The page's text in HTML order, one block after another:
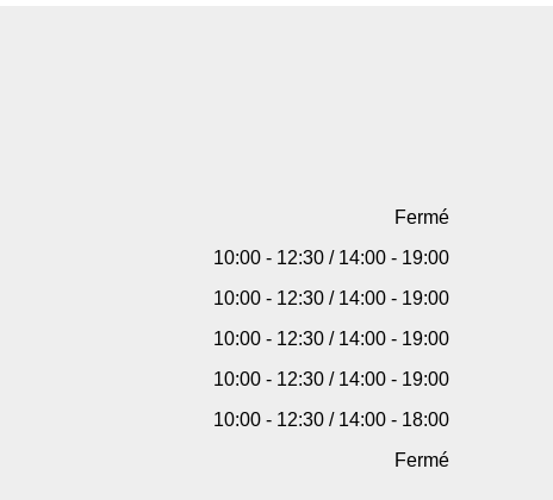
Fermé
10:00 - 12:30 / 14:00 - 19:00
10:00 - 12:30 / 14:00 - 19:00
10:00 - 12:30 / 14:00 - 19:00
10:00 - 12:30 / 14:00 - 19:00
10:00 - 12:30 / 14:00 - 18:00
Fermé